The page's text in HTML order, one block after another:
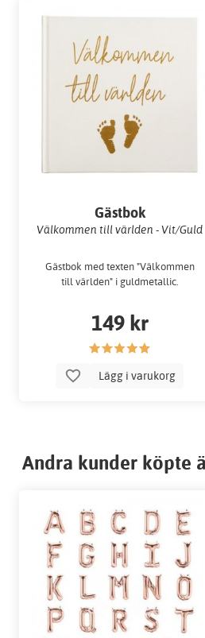
Gästbok
Välkommen till världen - Vit/Guld
Gästbok med texten "Välkommen
till världen" i guldmetallic.
149 kr
Lägg i varukorg
Andra kunder köpte